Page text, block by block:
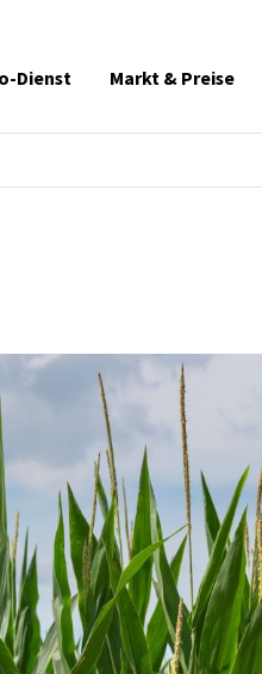
Dienst Markt & Preise